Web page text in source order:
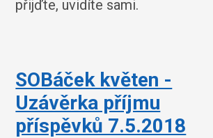
přijďte, uvidíte sami.
SOBáček květen -
Uzávěrka příjmu
příspěvků 7.5.2018